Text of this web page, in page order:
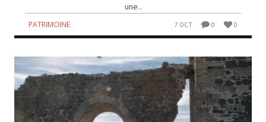
une..
PATRIMOINE 7 OCT 0 0